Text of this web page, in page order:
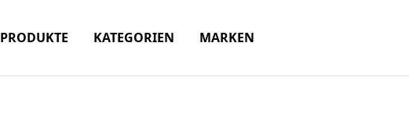
PRODUKTE KATEGORIEN MARKEN